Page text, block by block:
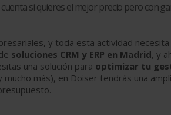
si quieres el mejor precio pero con
y toda esta actividad
soluciones CRM y ERP en Madrid, y
una solución para optimizar tu
mucho más), en Doiser tendrás una